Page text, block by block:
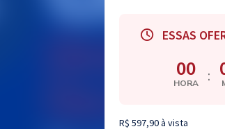
ESSAS
00
HORA :
R$ 597,90 à vista